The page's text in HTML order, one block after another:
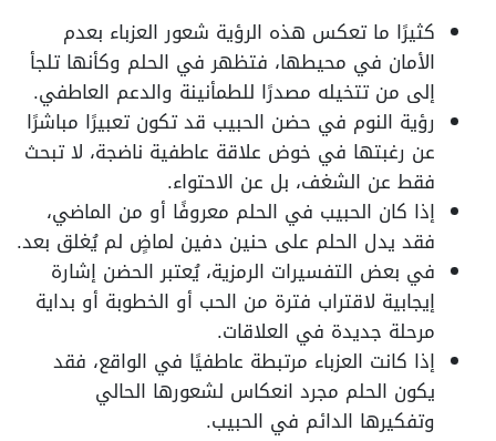
كثيرًا ما تعكس هذه الرؤية شعور العزباء بعدم
الأمان في محيطها، فتظهر في الحلم وكأنها تلجأ
إلى من تتخيله مصدرًا للطمأنينة والدعم العاطفي.
رؤية النوم في حضن الحبيب قد تكون تعبيرًا مباشرًا
عن رغبتها في خوض علاقة عاطفية ناضجة، لا تبحث
فقط عن الشغف، بل عن الاحتواء.
إذا كان الحبيب في الحلم معروفًا أو من الماضي،
فقد يدل الحلم على حنين دفين لماضٍ لم يُغلق بعد.
في بعض التفسيرات الرمزية، يُعتبر الحضن إشارة
إيجابية لاقتراب فترة من الحب أو الخطوبة أو بداية
مرحلة جديدة في العلاقات.
إذا كانت العزباء مرتبطة عاطفيًا في الواقع، فقد
يكون الحلم مجرد انعكاس لشعورها الحالي
وتفكيرها الدائم في الحبيب.